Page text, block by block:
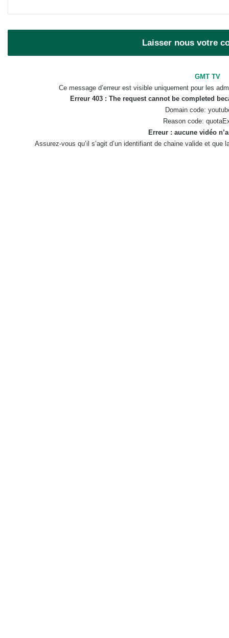
Laisser nous votre
GMT TV
Ce message d’erreur est visible uniquement pour les
Erreur 403 : The request cannot be completed
Domain code:
Reason code:
Erreur : aucune vidéo
Assurez-vous qu’il s’agit d’un identifiant de chaine valide et